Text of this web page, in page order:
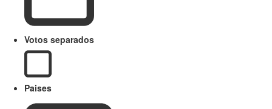
Votos separados
Paises